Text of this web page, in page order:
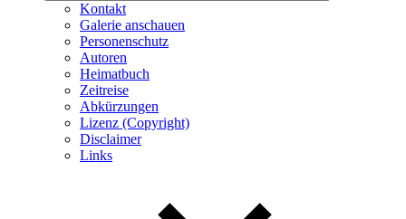
Kontakt
Galerie anschauen
Personenschutz
Autoren
Heimatbuch
Zeitreise
Abkürzungen
Lizenz (Copyright)
Disclaimer
Links